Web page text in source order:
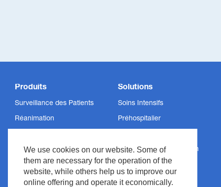
We use cookies on our website. Some of
them are necessary for the operation of the
website, while others help us to improve our
online offering and operate it economically.
Produits
Surveillance des Patients
Réanimation
Ventilation
Informatique Médicale
Cardiologie
Solutions
Soins Intensifs
Préhospitalier
Laboratoire (Diagnostic In
Vitro)
DAE en accès public